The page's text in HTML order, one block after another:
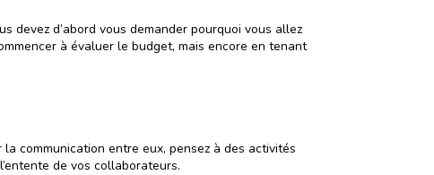
d’abord vous demander pourquoi vous allez
à évaluer le budget, mais encore en tenant
communication entre eux, pensez à des activités
de vos collaborateurs.